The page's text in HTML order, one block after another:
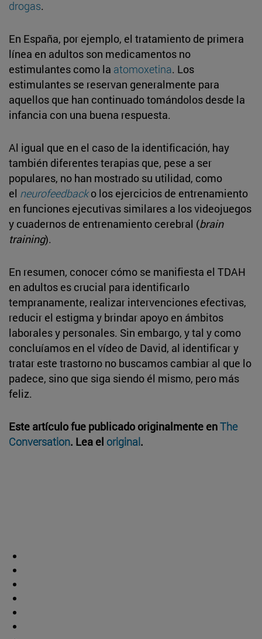
drogas.
En España, por ejemplo, el tratamiento de primera
línea en adultos son medicamentos no
estimulantes como la atomoxetina. Los
estimulantes se reservan generalmente para
aquellos que han continuado tomándolos desde la
infancia con una buena respuesta.
Al igual que en el caso de la identificación, hay
también diferentes terapias que, pese a ser
populares, no han mostrado su utilidad, como
el neurofeedbacko los ejercicios de entrenamiento
en funciones ejecutivas similares a los videojuegos
y cuadernos de entrenamiento cerebral (brain
training).
En resumen, conocer cómo se manifiesta el TDAH
en adultos es crucial para identificarlo
tempranamente, realizar intervenciones efectivas,
reducir el estigma y brindar apoyo en ámbitos
laborales y personales. Sin embargo, y tal y como
concluíamos en el vídeo de David, al identificar y
tratar este trastorno no buscamos cambiar al que lo
padece, sino que siga siendo él mismo, pero más
feliz.
Este artículo fue publicado originalmente enThe
Conversation. Lea el original.